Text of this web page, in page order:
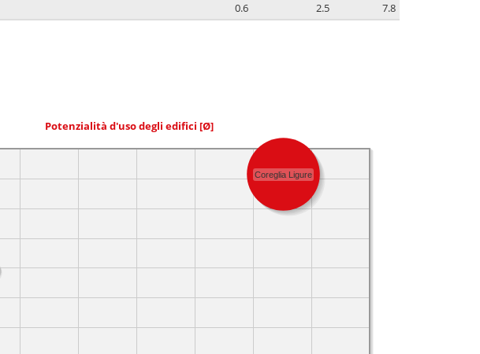
0.6 2.5 7.8
Potenzialità d'uso degli edifici [Ø]
Coreglia Ligure